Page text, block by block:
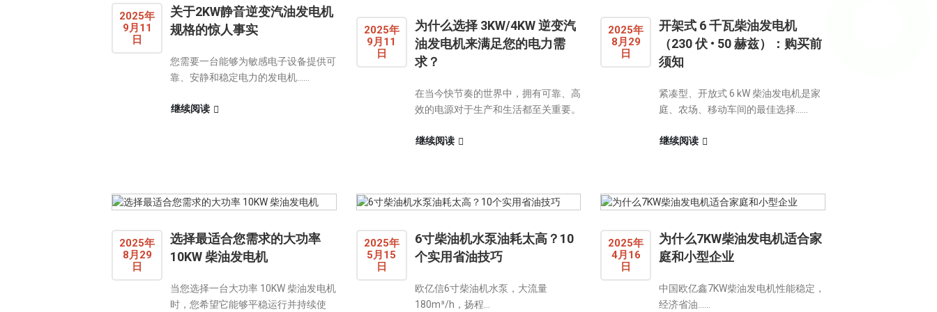
2025年
9月11
日
关于2KW静音逆变汽油发电机
规格的惊人事实
您需要一台能够为敏感电子设备提供可
靠、安静和稳定电力的发电机……
继续阅读
2025年
9月11
日
为什么选择 3KW/4KW 逆变汽
油发电机来满足您的电力需
求？
在当今快节奏的世界中，拥有可靠、高
效的电源对于生产和生活都至关重要。
继续阅读
2025年
8月29
日
开架式 6 千瓦柴油发电机
（230 伏 • 50 赫兹）：购买前
须知
紧凑型、开放式 6 kW 柴油发电机是家
庭、农场、移动车间的最佳选择……
继续阅读
2025年
8月29
日
选择最适合您需求的大功率
10KW 柴油发电机
当您选择一台大功率 10KW 柴油发电机
时，您希望它能够平稳运行并持续使
2025年
5月15
日
6寸柴油机水泵油耗太高？10
个实用省油技巧
欧亿信6寸柴油机水泵，大流量
180m³/h，扬程...
2025年
4月16
日
为什么7KW柴油发电机适合家
庭和小型企业
中国欧亿鑫7KW柴油发电机性能稳定，
经济省油......